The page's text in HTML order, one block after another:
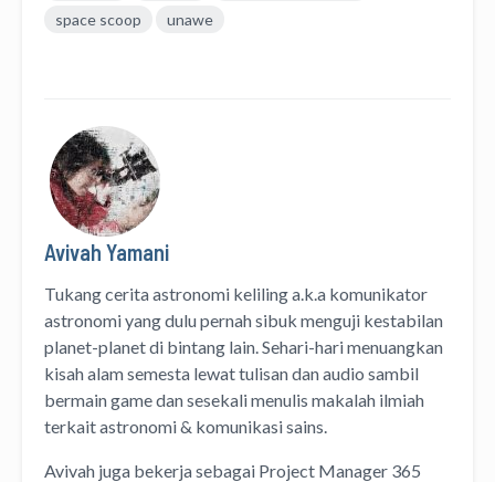
space scoop
unawe
Avivah Yamani
Tukang cerita astronomi kelilinga.k.a komunikator
astronomiyang dulu pernah sibuk menguji kestabilan
planet-planet di bintang lain. Sehari-hari menuangkan
kisah alam semesta lewattulisandanaudio sambil
bermain game dan sesekali menulis makalah ilmiah
terkait astronomi & komunikasi sains.
Avivah juga bekerja sebagai Project Manager 365